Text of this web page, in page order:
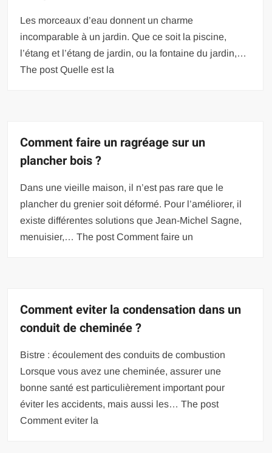
Les morceaux d’eau donnent un charme
incomparable à un jardin. Que ce soit la piscine,
l’étang et l’étang de jardin, ou la fontaine du jardin,…
The post Quelle est la
Comment faire un ragréage sur un
plancher bois ?
Dans une vieille maison, il n’est pas rare que le
plancher du grenier soit déformé. Pour l’améliorer, il
existe différentes solutions que Jean-Michel Sagne,
menuisier,… The post Comment faire un
Comment eviter la condensation dans un
conduit de cheminée ?
Bistre : écoulement des conduits de combustion
Lorsque vous avez une cheminée, assurer une
bonne santé est particulièrement important pour
éviter les accidents, mais aussi les… The post
Comment eviter la